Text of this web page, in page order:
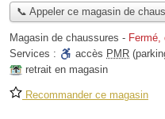
📞 Appeler ce magasin de
Magasin de chaussures - Fermé,
Services :
accès PMR
retrait en magasin
Recommander ce magasin